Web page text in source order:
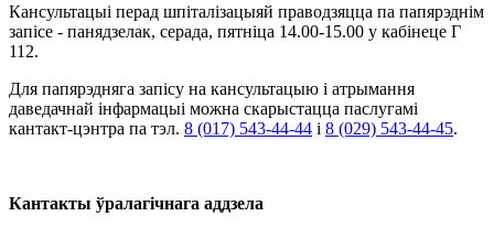
Кансультацыі перад шпіталізацыяй праводзяцца па папярэднім
запісе - панядзелак, серада, пятніца 14.00-15.00 у кабінеце Г
112.
Для папярэдняга запісу на кансультацыю і атрымання
даведачнай інфармацыі можна скарыстацца паслугамі
кантакт-цэнтра па тэл. 8 (017) 543-44-44 i 8 (029) 543-44-45.
Кантакты ўралагічнага аддзела